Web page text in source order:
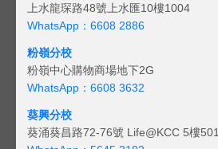
上水龍琛路48號上水匯10樓1004
WhatsApp：6608 2886
粉嶺分校
粉嶺中心購物商場地下2G
WhatsApp：6608 3632
葵興分校
葵涌葵昌路72-76號 Life@KCC 5樓501